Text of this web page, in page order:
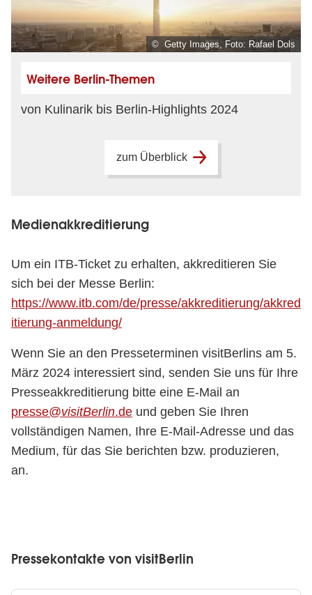
© Getty Images, Foto: Rafael Dols
Weitere Berlin-Themen
von Kulinarik bis Berlin-Highlights 2024
zum Überblick
Medienakkreditierung
Um ein ITB-Ticket zu erhalten, akkreditieren Sie
sich bei der Messe Berlin:
https://www.itb.com/de/presse/akkreditierung/akkred
itierung-anmeldung/
Wenn Sie an den Presseterminen visitBerlins am 5.
März 2024 interessiert sind, senden Sie uns für Ihre
Presseakkreditierung bitte eine E-Mail an
presse@visitBerlin.de und geben Sie Ihren
vollständigen Namen, Ihre E-Mail-Adresse und das
Medium, für das Sie berichten bzw. produzieren,
an.
Pressekontakte von visitBerlin